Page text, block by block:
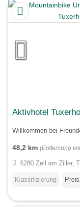
Aktivhotel
Willkommen bei
48,2 km (Entfernung
6280 Zell am Ziller,
Klassifizierung